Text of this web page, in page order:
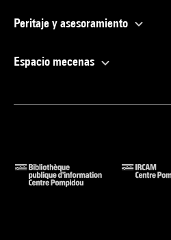
Peritaje y asesoramiento
Espacio mecenas